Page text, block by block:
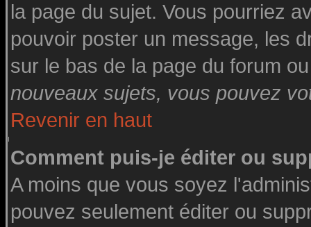
la page du sujet. Vous pourriez
pouvoir poster un message, les
sur le bas de la page du forum
nouveaux sujets, vous pouvez
Revenir en haut
Comment puis-je éditer ou
A moins que vous soyez
pouvez seulement éditer ou